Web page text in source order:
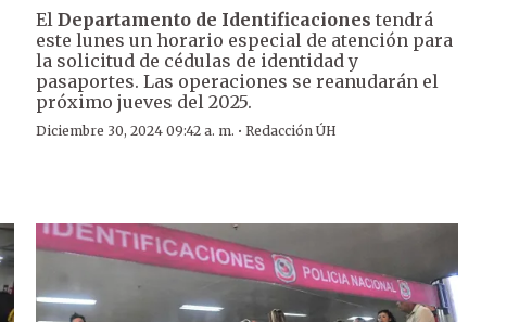
El Departamento de Identificaciones tendrá
este lunes un horario especial de atención para
la solicitud de cédulas de identidad y
pasaportes. Las operaciones se reanudarán el
próximo jueves del 2025.
Diciembre 30, 2024 09:42 a. m. · Redacción ÚH